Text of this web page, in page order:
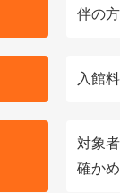
伴の
入館
対象
確か